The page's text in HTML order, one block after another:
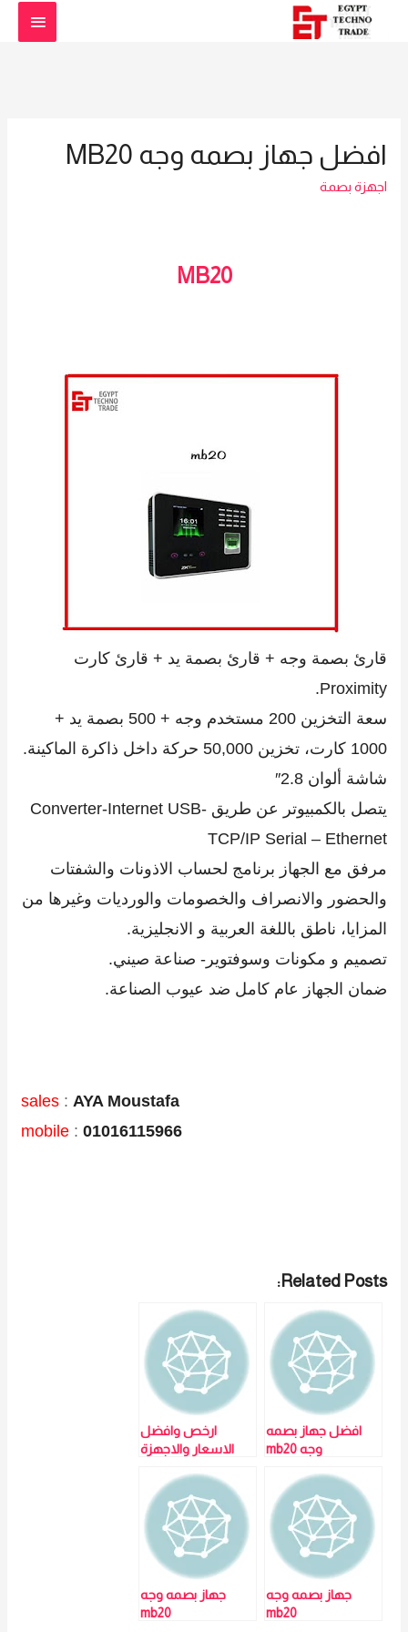
افضل جهاز بصمه وجه MB20
اجهزة بصمة
MB20
قارئ بصمة وجه + قارئ بصمة يد + قارئ كارت
Proximity.
سعة التخزين 200 مستخدم وجه + 500 بصمة يد +
1000 كارت، تخزين 50,000 حركة داخل ذاكرة الماكينة.
شاشة ألوان 2.8″
يتصل بالكمبيوتر عن طريق Converter-Internet USB-
TCP/IP Serial – Ethernet
مرفق مع الجهاز برنامج لحساب الاذونات والشفتات
والحضور والانصراف والخصومات والورديات وغيرها من
المزايا، ناطق باللغة العربية و الانجليزية.
تصميم و مكونات وسوفتوير- صناعة صيني.
ضمان الجهاز عام كامل ضد عيوب الصناعة.
sales :AYA Moustafa
mobile :01016115966
Related Posts:
افضل جهاز بصمه
وجه mb20
ارخص وافضل
الاسعار والاجهزة
جهاز بصمة الوجه
واليد – ZK-MB20
لمزيد من التفاصيل
و المعلومات برجاء
يسرى 01016115966
جهاز بصمه وجه
mb20
جهاز بصمه وجه
mb20